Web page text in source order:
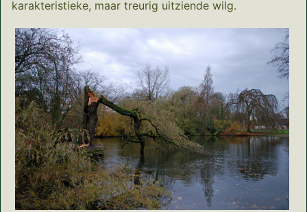
karakteristieke, maar treurig uitziende wilg.